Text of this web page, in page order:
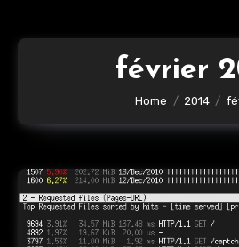
février
Home 2014